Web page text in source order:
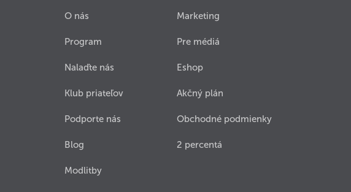
O nás
Program
Nalaďte nás
Klub priateľov
Podporte nás
Blog
Modlitby
Marketing
Pre médiá
Eshop
Akčný plán
Obchodné podmienky
2 percentá